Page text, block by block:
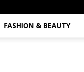
FASHION & BEAUTY